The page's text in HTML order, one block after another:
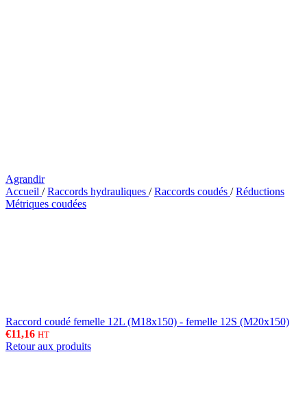
Agrandir
Accueil / Raccords hydrauliques / Raccords coudés / Réductions
Métriques coudées
Raccord coudé femelle 12L (M18x150) - femelle 12S (M20x150)
€11,16 HT
Retour aux produits